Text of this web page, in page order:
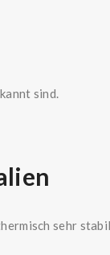
sind.
sehr